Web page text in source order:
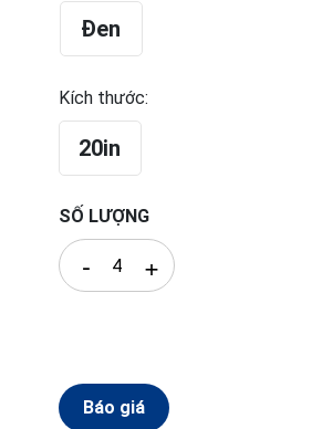
Đen
Kích thước:
20in
SỐ LƯỢNG
- +
Báo giá